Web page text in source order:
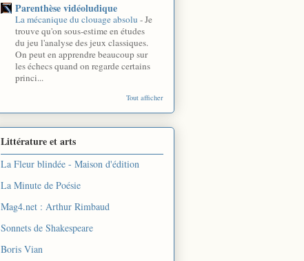
Parenthèse vidéoludique
La mécanique du clouage absolu -Je
trouve qu'on sous-estime en études
du jeu l'analyse des jeux classiques.
On peut en apprendre beaucoup sur
les échecs quand on regarde certains
princi...
Tout afficher
Littérature et arts
La Fleur blindée - Maison d'édition
La Minute de Poésie
Mag4.net : Arthur Rimbaud
Sonnets de Shakespeare
Boris Vian